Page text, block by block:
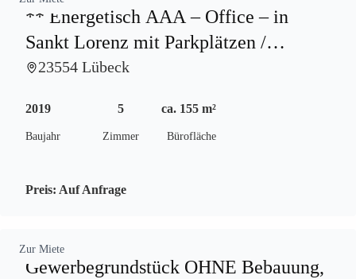
** Energetisch AAA – Office – in
Sankt Lorenz mit Parkplätzen /
Provisionsfrei ***
23554 Lübeck
2019
Baujahr
5
Zimmer
ca. 155 m²
Bürofläche
Preis: Auf Anfrage
Zur Miete
Gewerbegrundstück OHNE Bebauung,